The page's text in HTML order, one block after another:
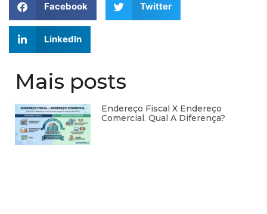
Facebook Twitter
LinkedIn
Mais posts
Endereço Fiscal X Endereço
Comercial. Qual A Diferença?